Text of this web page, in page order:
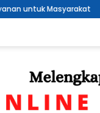
Sambut HUT